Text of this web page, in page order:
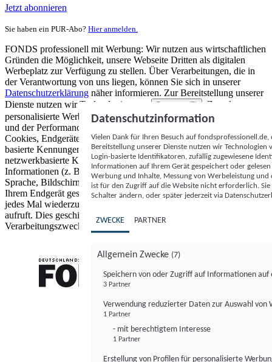
Jetzt abonnieren
Sie haben ein PUR-Abo? Hier anmelden.
FONDS professionell mit Werbung: Wir nutzen aus wirtschaftlichen
Gründen die Möglichkeit, unsere Webseite Dritten als digitalen
Werbeplatz zur Verfügung zu stellen. Über Verarbeitungen, die in
der Verantwortung von uns liegen, können Sie sich in unserer
Datenschutzerklärung näher informieren. Zur Bereitstellung unserer
Dienste nutzen wir Technologien von
Partnern (5)
. Zwecke:
personalisierte Werbung und Inhalte, Messung von Werbeleistung
und der Performance von Inhalten sowie Zielgruppenforschung.
Cookies, Endgeräte- oder ähnliche Online-Kennungen (z. B. login-
basierte Kennungen, zufällig generierte Kennungen,
netzwerkbasierte Kennungen) können zusammen mit anderen
Informationen (z. B. Browsertyp und Browserinformationen,
Sprache, Bildschirmgröße, unterstützte Technologien usw.) auf
Ihrem Endgerät gespeichert oder von dort ausgelesen werden, um es
jedes Mal wiederzuerkennen, wenn es eine App oder einer Webseite
aufruft. Dies geschieht für einen oder mehrere der hier aufgeführten
Verarbeitungszwecke.
Datenschutzinformation
Vielen Dank für Ihren Besuch auf
Bereitstellung unserer Dienste nutzen wir Technologien
Login-basierte Identifikatoren, zufällig zugewiesene
Informationen auf Ihrem Gerät gespeichert oder
Werbung und Inhalte, Messung von Werbeleistung
ist für den Zugriff auf die Website nicht erforderlich.
Schalter ändern, oder später jederzeit via
ZWECKE PARTNER
Allgemein Zwecke (7)
Speichern von oder Zugriff auf Informationen auf
3 Partner
Verwendung reduzierter Daten zur Auswahl von
1 Partner
- mit berechtigtem Interesse
1 Partner
Erstellung von Profilen für personalisierte
FONDS professionell